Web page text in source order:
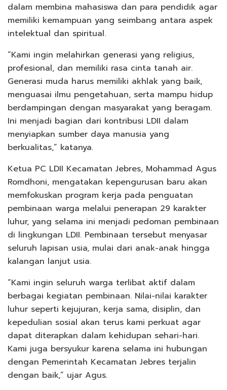
dalam membina mahasiswa dan para pendidik agar
memiliki kemampuan yang seimbang antara aspek
intelektual dan spiritual.
“Kami ingin melahirkan generasi yang religius,
profesional, dan memiliki rasa cinta tanah air.
Generasi muda harus memiliki akhlak yang baik,
menguasai ilmu pengetahuan, serta mampu hidup
berdampingan dengan masyarakat yang beragam.
Ini menjadi bagian dari kontribusi LDII dalam
menyiapkan sumber daya manusia yang
berkualitas,” katanya.
Ketua PC LDII Kecamatan Jebres, Mohammad Agus
Romdhoni, mengatakan kepengurusan baru akan
memfokuskan program kerja pada penguatan
pembinaan warga melalui penerapan 29 karakter
luhur, yang selama ini menjadi pedoman pembinaan
di lingkungan LDII. Pembinaan tersebut menyasar
seluruh lapisan usia, mulai dari anak-anak hingga
kalangan lanjut usia.
“Kami ingin seluruh warga terlibat aktif dalam
berbagai kegiatan pembinaan. Nilai-nilai karakter
luhur seperti kejujuran, kerja sama, disiplin, dan
kepedulian sosial akan terus kami perkuat agar
dapat diterapkan dalam kehidupan sehari-hari.
Kami juga bersyukur karena selama ini hubungan
dengan Pemerintah Kecamatan Jebres terjalin
dengan baik,” ujar Agus.